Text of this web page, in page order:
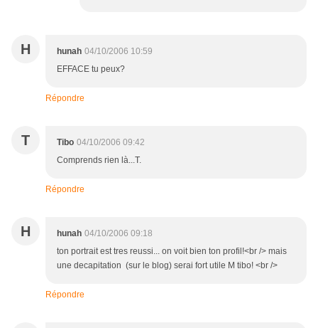
H hunah 04/10/2006 10:59
EFFACE tu peux?
Répondre
T Tibo 04/10/2006 09:42
Comprends rien là...T.
Répondre
H hunah 04/10/2006 09:18
ton portrait est tres reussi... on voit bien ton profil!<br /> mais
une decapitation (sur le blog) serai fort utile M tibo! <br />
Répondre